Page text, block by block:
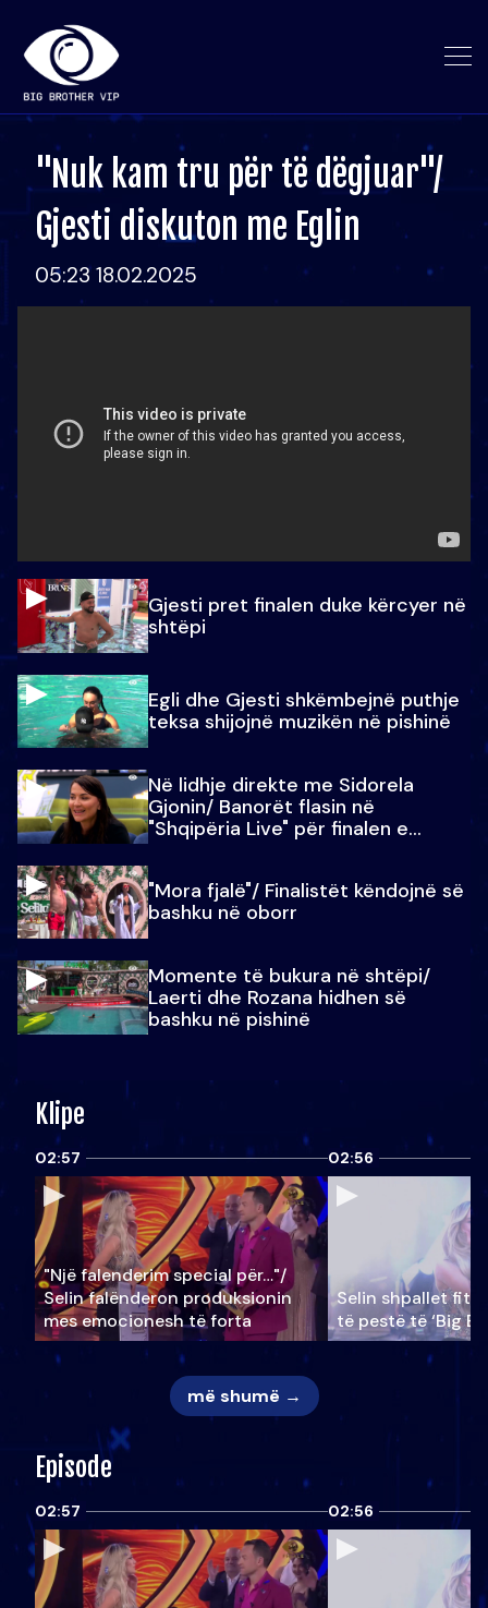
"Nuk kam tru për të dëgjuar"/
Gjesti diskuton me Eglin
05:23 18.02.2025
Gjesti pret finalen duke kërcyer në
shtëpi
Egli dhe Gjesti shkëmbejnë puthje
teksa shijojnë muzikën në pishinë
Në lidhje direkte me Sidorela
Gjonin/ Banorët flasin në
"Shqipëria Live" për finalen e
"Mora fjalë"/ Finalistët këndojnë së
bashku në oborr
Momente të bukura në shtëpi/
Laerti dhe Rozana hidhen së
bashku në pishinë
Klipe
02:57
"Një falenderim special për…"/
Selin falënderon produksionin
mes emocionesh të forta
02:56
Selin shpallet
të pestë të ‘Big
më shumë →
Episode
02:57 02:56